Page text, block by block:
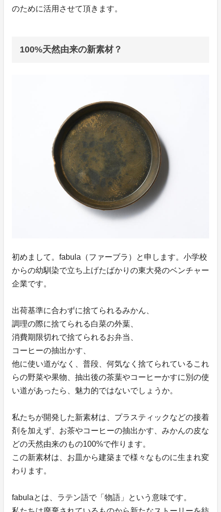
のために活用させて頂きます。
100%天然由来の新素材？
初めまして。fabula（ファーブラ）と申します。小学校
からの幼馴染で立ち上げたばかりの東大発のベンチャー
企業です。
出荷基準に合わずに捨てられるみかん、
調理の際に捨てられる白菜の外葉、
消費期限切れで捨てられるお弁当、
コーヒーの抽出かす、
他に使い道がなく、普段、何気なく捨てられているこれ
らの野菜や果物、抽出後の茶葉やコーヒーかすに別の使
い道があったら、魅力的ではないでしょうか。
私たちが開発した新素材は、プラスティックなどの接着
剤を加えず、お茶やコーヒーの抽出かす、みかんの皮な
どの天然由来のもの100%で作ります。
この新素材は、お皿から建築まで様々なものに生まれ変
わります。
fabulaとは、ラテン語で「物語」という意味です。